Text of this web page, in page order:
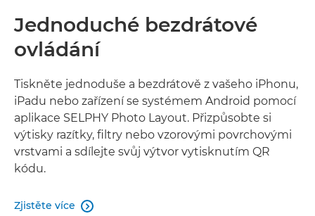
Jednoduché bezdrátové
ovládání
Tiskněte jednoduše a bezdrátově z vašeho iPhonu,
iPadu nebo zařízení se systémem Android pomocí
aplikace SELPHY Photo Layout. Přizpůsobte si
výtisky razítky, filtry nebo vzorovými povrchovými
vrstvami a sdílejte svůj výtvor vytisknutím QR
kódu.
Zjistěte více 